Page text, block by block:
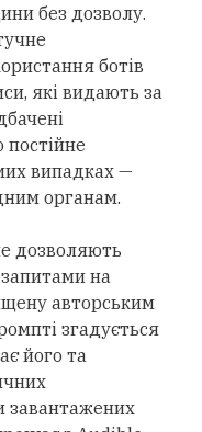
без дозволу.
ботів
які видають за
випадках —
органам.
дозволяють
на
авторським
згадується
його та
завантажених